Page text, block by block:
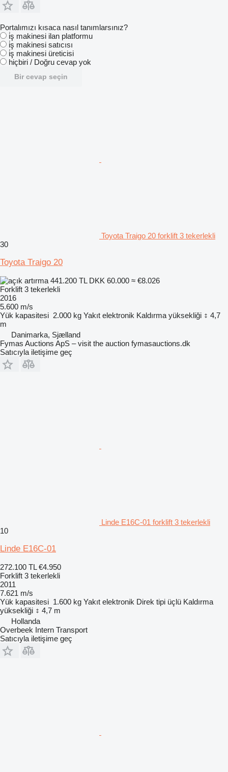
Portalımızı kısaca nasıl tanımlarsınız?
i̇ş makinesi ilan platformu
i̇ş makinesi satıcısı
i̇ş makinesi üreticisi
hiçbiri / Doğru cevap yok
Bir cevap seçin
Toyota Traigo 20 forklift 3 tekerlekli
30
Toyota Traigo 20
441.200 TL DKK 60.000 ≈ €8.026
Forklift 3 tekerlekli
2016
5.600 m/s
Yük kapasitesi 2.000 kg Yakıt elektronik Kaldırma yüksekliği
4,7
m
Danimarka, Sjælland
Fymas Auctions ApS – visit the auction fymasauctions.dk
Satıcıyla iletişime geç
Linde E16C-01 forklift 3 tekerlekli
10
Linde E16C-01
272.100 TL €4.950
Forklift 3 tekerlekli
2011
7.621 m/s
Yük kapasitesi 1.600 kg Yakıt elektronik Direk tipi üçlü Kaldırma
yüksekliği
4,7 m
Hollanda
Overbeek Intern Transport
Satıcıyla iletişime geç